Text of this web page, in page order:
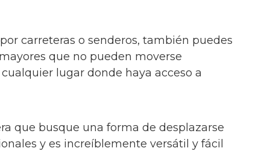
carreteras o senderos, también puedes
que no pueden moverse
lugar donde haya acceso a
que busque una forma de desplazarse
y es increíblemente versátil y fácil